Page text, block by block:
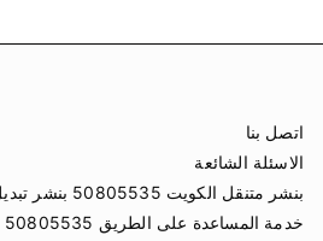
اتصل بنا
الاسئلة الشائعة
بنشر متنقل الكويت 50805535 بنشر تبديل تواير وبطاريات سيارات